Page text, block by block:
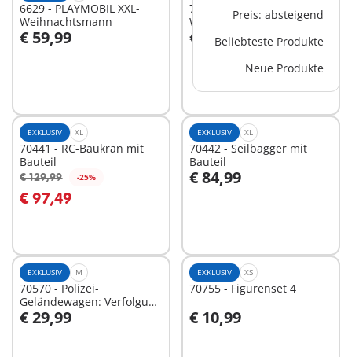
Preis: absteigend
Beliebteste Produkte
Neue Produkte
6629 - PLAYMOBIL XXL-
Weihnachtsmann
€ 59,99
In den Warenkorb
70444 - LKW mit
Wechselaufbau
€ 72,99
In den Warenkorb
EXKLUSIV XL
70441 - RC-Baukran mit
Bauteil
€ 129,99 -25%
€ 97,49
In den Warenkorb
EXKLUSIV XL
70442 - Seilbagger mit
Bauteil
€ 84,99
In den Warenkorb
EXKLUSIV M
70570 - Polizei-
Geländewagen: Verfolgung
des Schatzräubers
€ 29,99
In den Warenkorb
EXKLUSIV XS
70755 - Figurenset 4
€ 10,99
In den Warenkorb